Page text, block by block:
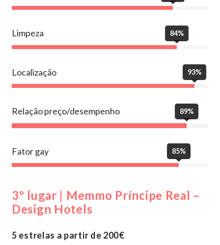
Limpeza 84%
Localização 93%
Relação preço/desempenho 89%
Fator gay 85%
3º lugar | Memmo Príncipe Real –
Design Hotels
5 estrelas a partir de 200€